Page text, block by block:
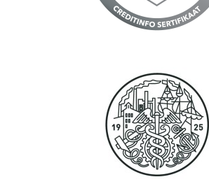
Igatahes suured tänud! Teenus osutus
unistada oskasin! Nagu supermen tõi kohale...